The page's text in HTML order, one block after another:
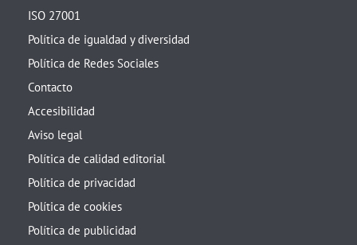
ISO 27001
Política de igualdad y diversidad
Política de Redes Sociales
Contacto
Accesibilidad
Aviso legal
Política de calidad editorial
Política de privacidad
Política de cookies
Política de publicidad